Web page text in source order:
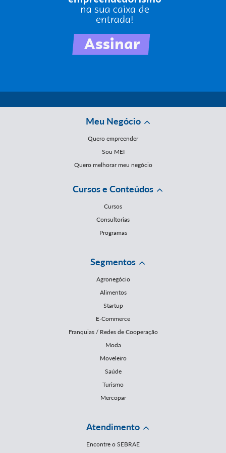
Meu Negócio
Quero empreender
Sou MEI
Quero melhorar meu negócio
Cursos e Conteúdos
Cursos
Consultorias
Programas
Segmentos
Agronegócio
Alimentos
Startup
E-Commerce
Franquias / Redes de Cooperação
Moda
Moveleiro
Saúde
Turismo
Mercopar
Atendimento
Encontre o SEBRAE